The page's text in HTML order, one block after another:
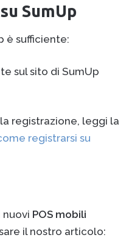
SumUp
è sufficiente:
sul sito di SumUp
registrazione, leggi la
registrarsi su
POS mobili
il nostro articolo: